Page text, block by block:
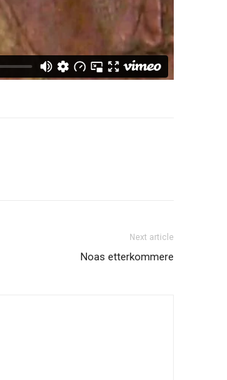
Next article
Noas etterkommere